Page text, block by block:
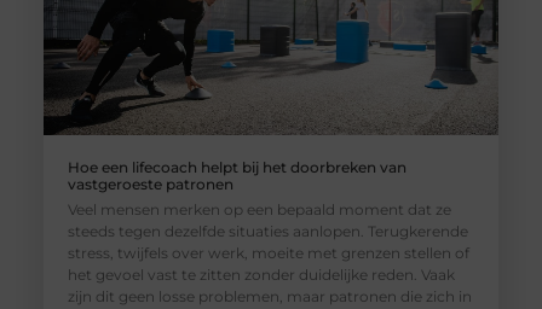
Hoe een lifecoach helpt bij het doorbreken van
vastgeroeste patronen
Veel mensen merken op een bepaald moment dat ze
steeds tegen dezelfde situaties aanlopen. Terugkerende
stress, twijfels over werk, moeite met grenzen stellen of
het gevoel vast te zitten zonder duidelijke reden. Vaak
zijn dit geen losse problemen, maar patronen die zich in